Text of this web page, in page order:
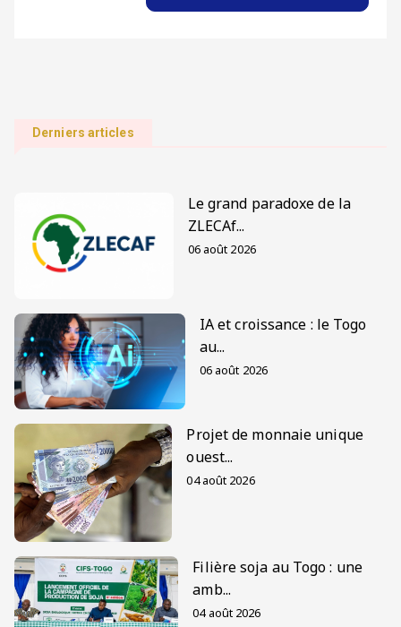
Derniers articles
Le grand paradoxe de la
ZLECAf...
06 août 2026
IA et croissance : le Togo
au...
06 août 2026
Projet de monnaie unique
ouest...
04 août 2026
Filière soja au Togo : une
amb...
04 août 2026